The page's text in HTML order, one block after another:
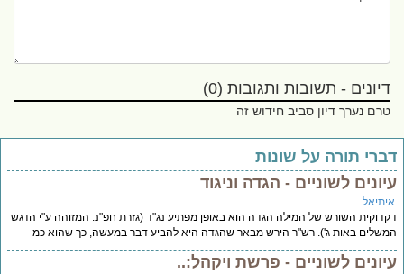
דיונים - תשובות ותגובות (0)
טרם נערך דיון סביב חידוש זה
תורה על שונות
לשוניים - הגדה וניגוד
השורש של המילה הגדה הוא באופן מפתיע נג"ד (גזרת חפ"נ. המזוהה ע"י הדגש
באות ג'). רש"ר הירש מבאר שהגדה היא להביע דבר במעשה, כך שהוא כמ
לשוניים - פרשת ויקהל:..